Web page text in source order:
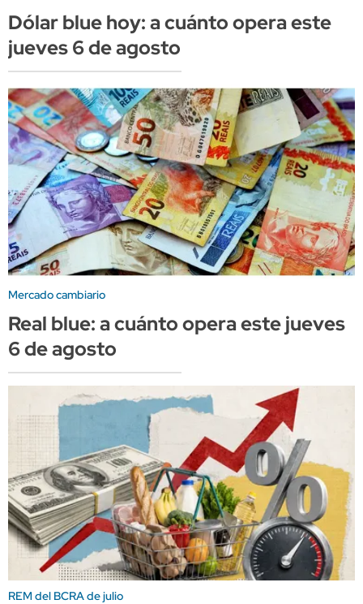
Dólar blue hoy: a cuánto opera este
jueves 6 de agosto
Mercado cambiario
Real blue: a cuánto opera este jueves
6 de agosto
REM del BCRA de julio